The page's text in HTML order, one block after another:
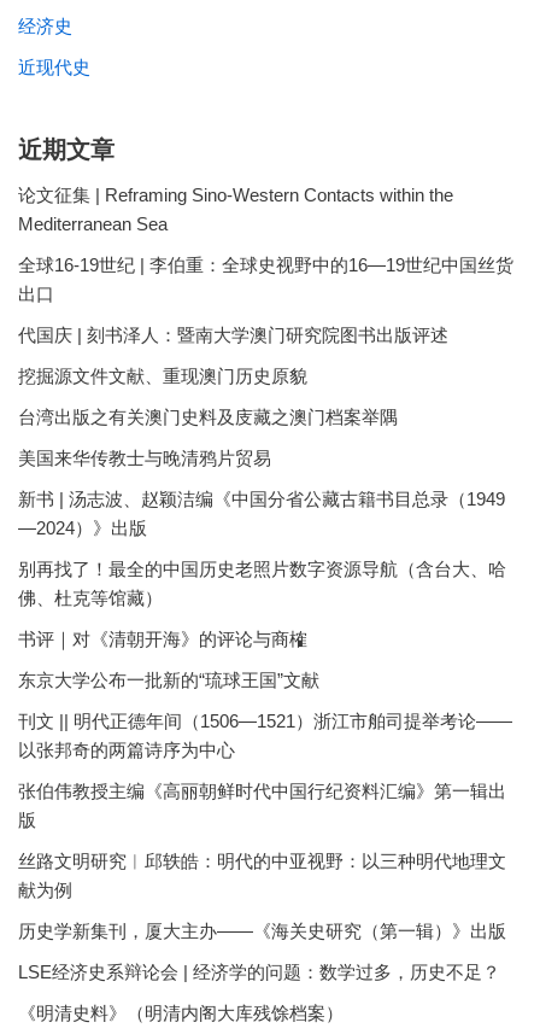
经济史
近现代史
近期文章
论文征集 | Reframing Sino-Western Contacts within the
Mediterranean Sea
全球16-19世纪 | 李伯重：全球史视野中的16—19世纪中国丝货
出口
代国庆 | 刻书泽人：暨南大学澳门研究院图书出版评述
挖掘源文件文献、重现澳门历史原貌
台湾出版之有关澳门史料及庋藏之澳门档案举隅
美国来华传教士与晚清鸦片贸易
新书 | 汤志波、赵颖洁编《中国分省公藏古籍书目总录（1949
—2024）》出版
别再找了！最全的中国历史老照片数字资源导航（含台大、哈
佛、杜克等馆藏）
书评｜对《清朝开海》的评论与商榷
东京大学公布一批新的“琉球王国”文献
刊文 || 明代正德年间（1506—1521）浙江市舶司提举考论——
以张邦奇的两篇诗序为中心
张伯伟教授主编《高丽朝鲜时代中国行纪资料汇编》第一辑出
版
丝路文明研究︱邱轶皓：明代的中亚视野：以三种明代地理文
献为例
历史学新集刊，厦大主办——《海关史研究（第一辑）》出版
LSE经济史系辩论会 | 经济学的问题：数学过多，历史不足？
《明清史料》（明清内阁大库残馀档案）